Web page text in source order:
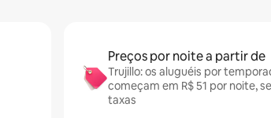
Preços por noite a partir de
Trujillo: os aluguéis por
começam em R$ 51 por noite,
taxas